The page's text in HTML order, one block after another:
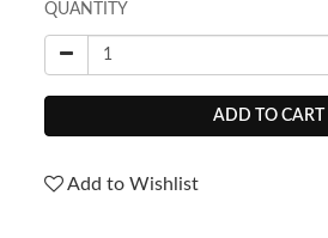
QUANTITY
ADD TO CART
Add to Wishlist